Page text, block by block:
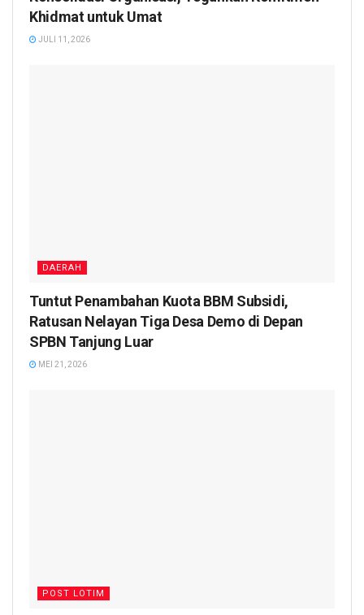
Khidmat untuk Umat
JULI 11, 2026
DAERAH
Tuntut Penambahan Kuota BBM Subsidi,
Ratusan Nelayan Tiga Desa Demo di Depan
SPBN Tanjung Luar
MEI 21, 2026
POST LOTIM